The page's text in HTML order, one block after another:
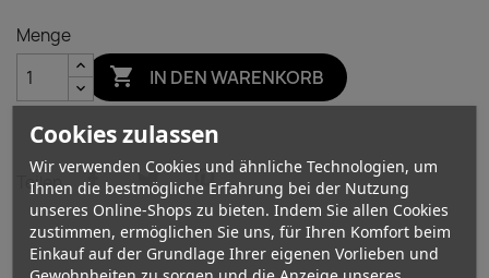
Menge
 IN DEN WARENKORB
Teilen
Cookies zulassen
Wir verwenden Cookies und ähnliche Technologien, um
Ihnen die bestmögliche Erfahrung bei der Nutzung
unseres Online-Shops zu bieten. Indem Sie allen Cookies
zustimmen, ermöglichen Sie uns, für Ihren Komfort beim
Einkauf auf der Grundlage Ihrer eigenen Vorlieben und